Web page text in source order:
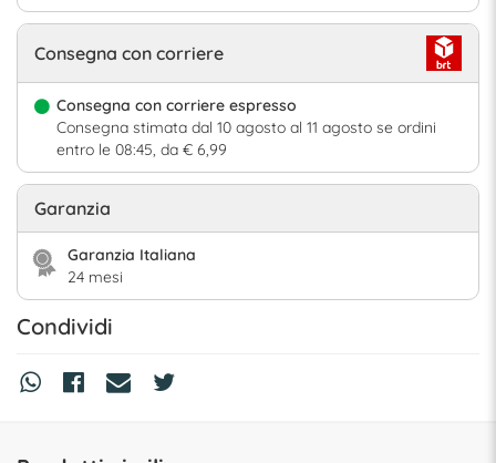
Consegna con corriere
Consegna con corriere espresso
Consegna stimata dal 10 agosto al 11 agosto se ordini
entro le 08:45, da € 6,99
Garanzia
Garanzia Italiana
24 mesi
Condividi